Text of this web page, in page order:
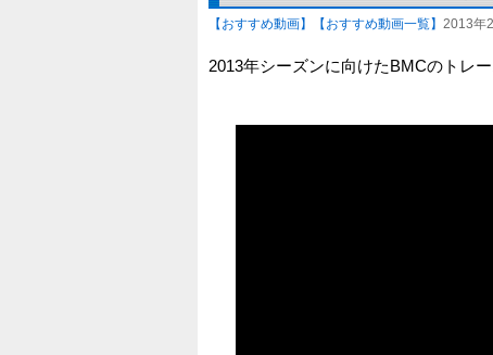
【おすすめ動画】 【おすすめ動画一覧】 2013年
2013年シーズンに向けたBMCのトレ